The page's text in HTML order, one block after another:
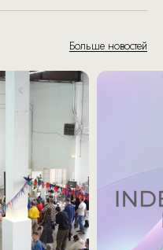
Больше новостей